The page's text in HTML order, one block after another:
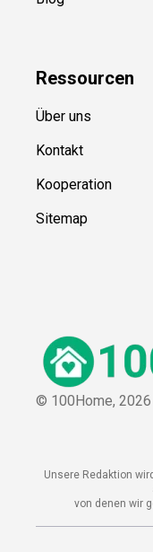
Ressourcen
Über uns
Kontakt
Kooperation
Sitemap
© 100Home, 2026
Unsere Redaktion
von denen wir